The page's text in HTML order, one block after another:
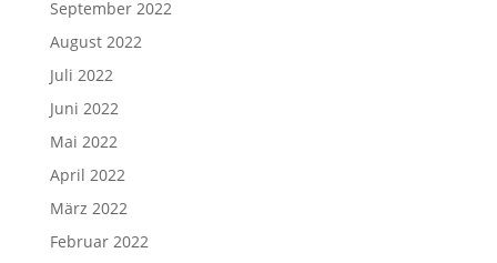
September 2022
August 2022
Juli 2022
Juni 2022
Mai 2022
April 2022
März 2022
Februar 2022